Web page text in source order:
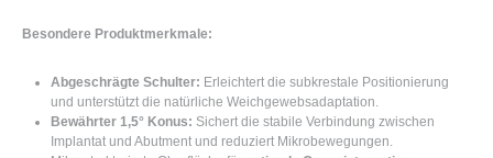
Besondere Produktmerkmale:
Abgeschrägte Schulter: Erleichtert die subkrestale Positionierung
und unterstützt die natürliche Weichgewebsadaptation.
Bewährter 1,5° Konus: Sichert die stabile Verbindung zwischen
Implantat und Abutment und reduziert Mikrobewegungen.